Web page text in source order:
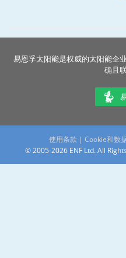
易恩孚太阳能是权威的太阳能企
确且
使用条款 | Cookie和数
© 2005-2026 ENF Ltd. All